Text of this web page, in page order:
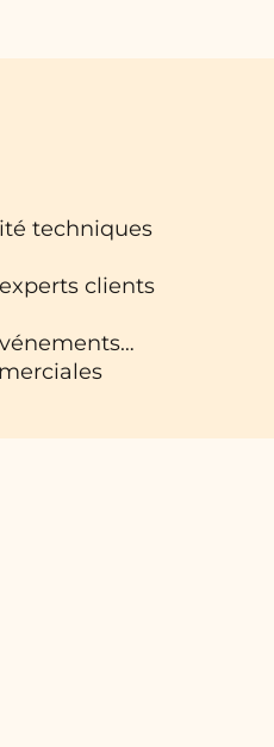
techniques
clients